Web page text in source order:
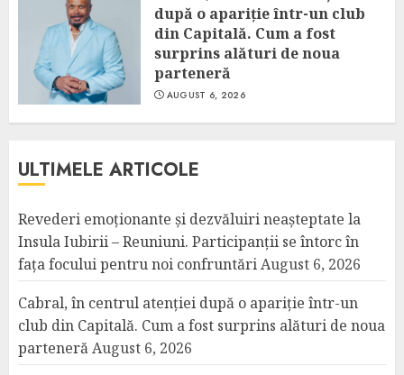
după o apariție într-un club
din Capitală. Cum a fost
surprins alături de noua
parteneră
AUGUST 6, 2026
ULTIMELE ARTICOLE
Revederi emoționante și dezvăluiri neașteptate la
Insula Iubirii – Reuniuni. Participanții se întorc în
fața focului pentru noi confruntăriAugust 6, 2026
Cabral, în centrul atenției după o apariție într-un
club din Capitală. Cum a fost surprins alături de noua
partenerăAugust 6, 2026